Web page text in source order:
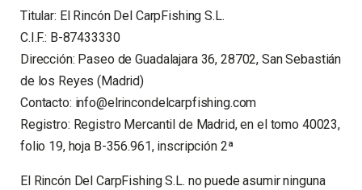
Titular: El Rincón Del CarpFishing S.L.
C.I.F.: B-87433330
Dirección: Paseo de Guadalajara 36, 28702, San Sebastián
de los Reyes (Madrid)
Contacto: info@elrincondelcarpfishing.com
Registro: Registro Mercantil de Madrid, en el tomo 40023,
folio 19, hoja B-356.961, inscripción 2ª
El Rincón Del CarpFishing S.L. no puede asumir ninguna